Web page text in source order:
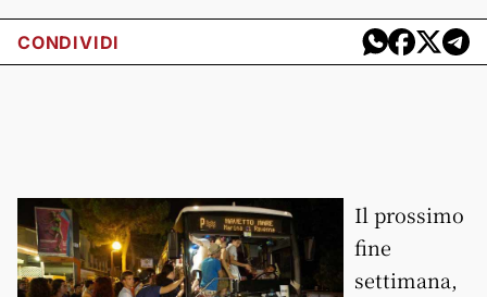
CONDIVIDI
Il prossimo
fine
settimana,